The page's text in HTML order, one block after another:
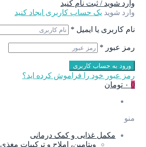
وارد شوید / ثبت نام کنید
وارد شوید یک حساب کاربری ایجاد کنید
نام کاربری یا ایمیل *
رمز عبور *
ورود به حساب کاربری
رمز عبور خود را فراموش کرده اید؟
0 ۰ تومان
منو
مکمل غذایی و کمک درمانی
ویتامین، املاح و ترکیبات مغذی